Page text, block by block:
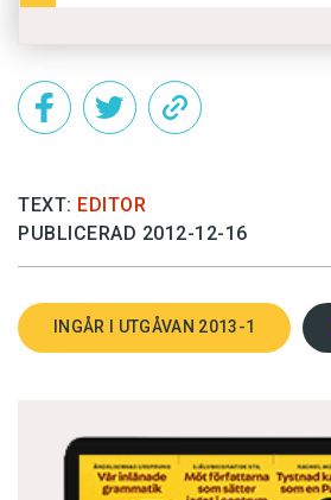
TEXT: EDITOR
PUBLICERAD 2012-12-16
INGÅR I UTGÅVAN 2013-1